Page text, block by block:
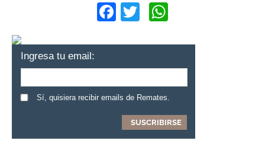
Facebook
Twitter
Ingresa tu email:
Sí, quisiera recibir emails de Remates.